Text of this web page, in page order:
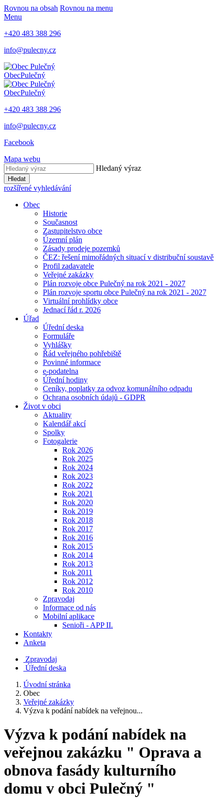
Rovnou na obsah Rovnou na menu
Menu
+420 483 388 296
info@pulecny.cz
ObecPulečný
ObecPulečný
+420 483 388 296
info@pulecny.cz
Facebook
Mapa webu
Hledaný výraz
Hledat
rozšířené vyhledávání
Obec
Historie
Současnost
Zastupitelstvo obce
Územní plán
Zásady prodeje pozemků
ČEZ: řešení mimořádných situací v distribuční soustavě
Profil zadavatele
Veřejné zakázky
Plán rozvoje obce Pulečný na rok 2021 - 2027
Plán rozvoje sportu obce Pulečný na rok 2021 - 2027
Virtuální prohlídky obce
Jednací řád r. 2026
Úřad
Úřední deska
Formuláře
Vyhlášky
Řád veřejného pohřebiště
Povinné informace
e-podatelna
Úřední hodiny
Ceníky, poplatky za odvoz komunálního odpadu
Ochrana osobních údajů - GDPR
Život v obci
Aktuality
Kalendář akcí
Spolky
Fotogalerie
Rok 2026
Rok 2025
Rok 2024
Rok 2023
Rok 2022
Rok 2021
Rok 2020
Rok 2019
Rok 2018
Rok 2017
Rok 2016
Rok 2015
Rok 2014
Rok 2013
Rok 2011
Rok 2012
Rok 2010
Zpravodaj
Informace od nás
Mobilní aplikace
Senioři - APP II.
Kontakty
Anketa
Zpravodaj
Úřední deska
Úvodní stránka
Obec
Veřejné zakázky
Výzva k podání nabídek na veřejnou...
Výzva k podání nabídek na
veřejnou zakázku " Oprava a
obnova fasády kulturního
domu v obci Pulečný "